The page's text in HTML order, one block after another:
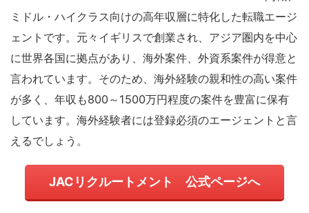
ミドル・ハイクラス向けの高年収層に特化した転職エージ
ェントです。元々イギリスで創業され、アジア圏内を中心
に世界各国に拠点があり、海外案件、外資系案件が得意と
言われています。そのため、海外経験の親和性の高い案件
が多く、年収も800～1500万円程度の案件を豊富に保有
しています。海外経験者には登録必須のエージェントと言
えるでしょう。
JACリクルートメント 公式ページへ